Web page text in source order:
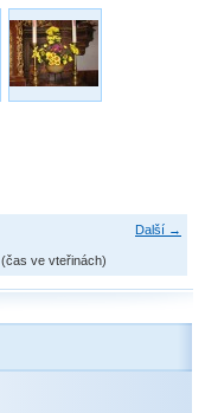
Další →
(čas ve vteřinách)